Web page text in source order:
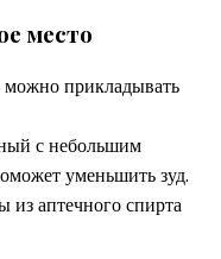
место
можно прикладывать
с небольшим
уменьшить зуд.
из аптечного спирта